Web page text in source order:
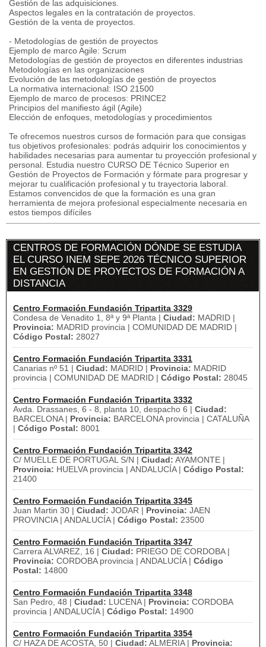
Gestión de las adquisiciones.
Aspectos legales en la contratación de proyectos.
Gestión de la venta de proyectos.
- Metodologías de gestión de proyectos
Ejemplo de marco Agile: Scrum
Metodologías de gestión de proyectos en diferentes industrias
Metodologías en las organizaciones
Evolución de las metodologías de gestión de proyectos
La normativa internacional: ISO 21500
Ejemplo de marco de procesos: PRINCE2
Principios del manifiesto ágil (Agile)
Elección de enfoques, metodologías y procedimientos
Te ofrecemos nuestros cursos de formación para que consigas
tus objetivos profesionales: podrás adquirir los conocimientos y
habilidades necesarias para aumentar tu proyección profesional y
personal. Estudia nuestro CURSO DE Técnico Superior en
Gestión de Proyectos de Formación y fórmate para progresar y
mejorar tu cualificación profesional y tu trayectoria laboral.
Estamos convencidos de que la formación es una gran
herramienta de mejora profesional especialmente necesaria en
estos tiempos difíciles
CENTROS DE FORMACIÓN DÓNDE SE ESTUDIA
EL CURSO INEM SEPE 2026 TÉCNICO SUPERIOR
EN GESTIÓN DE PROYECTOS DE FORMACIÓN A
DISTANCIA
Centro Formación Fundación Tripartita 3329
Condesa de Venadito 1, 8ª y 9ª Planta | Ciudad: MADRID |
Provincia: MADRID provincia | COMUNIDAD DE MADRID |
Código Postal: 28027
Centro Formación Fundación Tripartita 3331
Canarias nº 51 | Ciudad: MADRID | Provincia: MADRID
provincia | COMUNIDAD DE MADRID | Código Postal: 28045
Centro Formación Fundación Tripartita 3332
Avda. Drassanes, 6 - 8, planta 10, despacho 6 | Ciudad:
BARCELONA | Provincia: BARCELONA provincia | CATALUÑA
| Código Postal: 8001
Centro Formación Fundación Tripartita 3342
C/ MUELLE DE PORTUGAL S/N | Ciudad: AYAMONTE |
Provincia: HUELVA provincia | ANDALUCÍA | Código Postal:
21400
Centro Formación Fundación Tripartita 3345
Juan Martin 30 | Ciudad: JODAR | Provincia: JAEN
PROVINCIA | ANDALUCÍA | Código Postal: 23500
Centro Formación Fundación Tripartita 3347
Carrera ALVAREZ, 16 | Ciudad: PRIEGO DE CORDOBA |
Provincia: CORDOBA provincia | ANDALUCÍA | Código
Postal: 14800
Centro Formación Fundación Tripartita 3348
San Pedro, 48 | Ciudad: LUCENA | Provincia: CORDOBA
provincia | ANDALUCÍA | Código Postal: 14900
Centro Formación Fundación Tripartita 3354
C/ HAZA DE ACOSTA, 50 | Ciudad: ALMERIA | Provincia: